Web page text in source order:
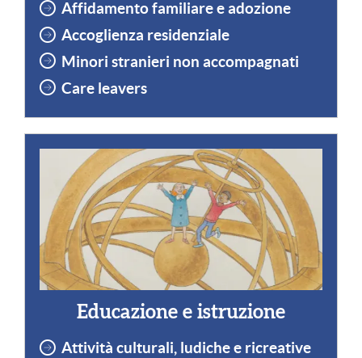
Affidamento familiareeadozione
Accoglienza residenziale
Minori stranieri non accompagnati
Care leavers
Educazione e istruzione
Attività culturali, ludiche e ricreative